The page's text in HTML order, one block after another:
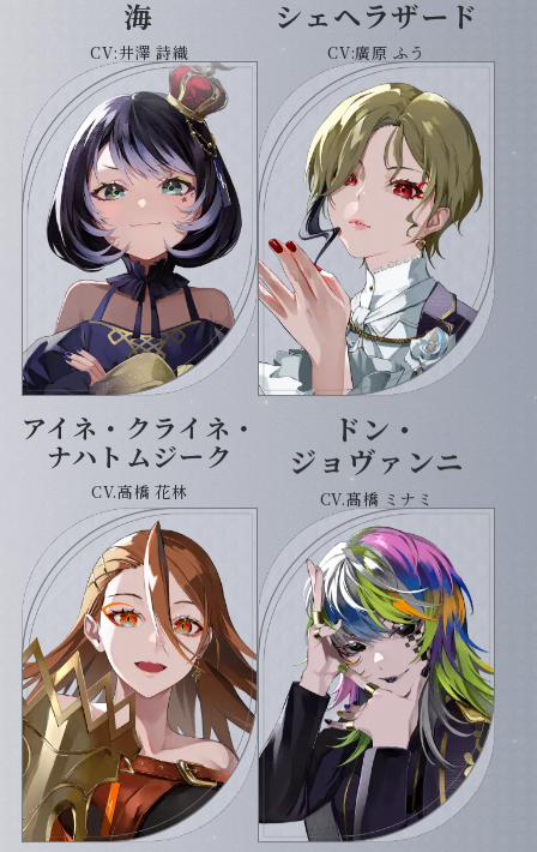
海
CV:井澤 詩織
シェヘラザード
CV:廣原 ふう
アイネ・クライネ・
ナハトムジーク
CV.高橋 花林
ドン・
ジョヴァンニ
CV.髙橋 ミナミ